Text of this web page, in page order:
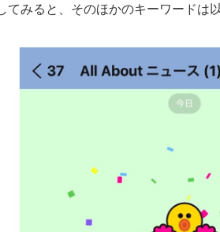
てみると、そのほかのキーワードは